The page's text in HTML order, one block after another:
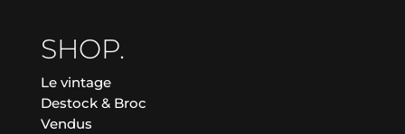
SHOP.
Le vintage
Destock & Broc
Vendus